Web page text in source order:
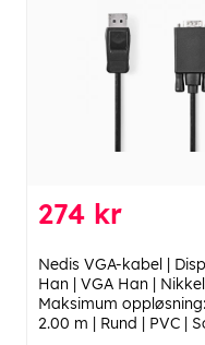
274 kr
Nedis VGA-kabel |
Han | VGA Han |
Maksimum
2.00 m | Rund | PVC |